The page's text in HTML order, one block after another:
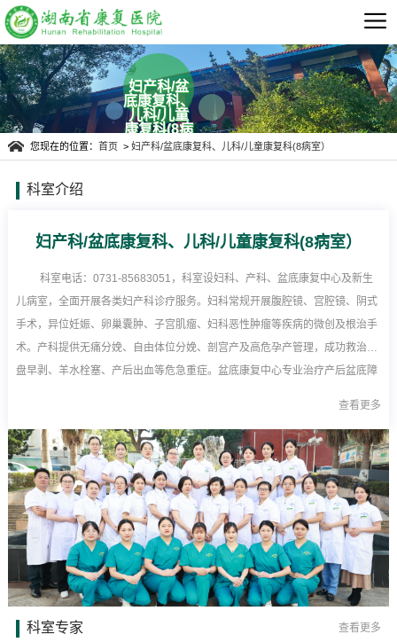
妇产科/盆
底康复科、
儿科/儿童
康复科(8病
室）
您现在的位置： 首页> 妇产科/盆底康复科、儿科/儿童康复科(8病室）
科室介绍
妇产科/盆底康复科、儿科/儿童康复科(8病室）
​ 科室电话：0731-85683051，科室设妇科、产科、盆底康复中心及新生
儿病室，全面开展各类妇产科诊疗服务。妇科常规开展腹腔镜、宫腔镜、阴式
手术，异位妊娠、卵巢囊肿、子宫肌瘤、妇科恶性肿瘤等疾病的微创及根治手
术。产科提供无痛分娩、自由体位分娩、剖宫产及高危孕产管理，成功救治胎
盘早剥、羊水栓塞、产后出血等危急重症。盆底康复中心专业治疗产后盆底障
查看更多
科室专家 查看更多